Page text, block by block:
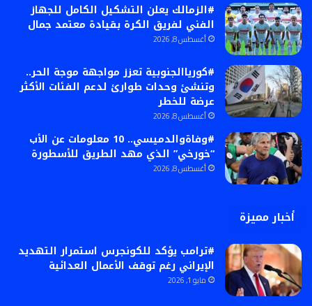
#الزمالك يعلن التشكيل الكامل للجهاز
الفني لفريق الكرة بقيادة معتمد جمال
أغسطس 8, 2026
#كورياالجنوبية تعزز مواجهة موجة الحر..
وتنشئ وحدات طوارئ لدعم الفئات الأكثر
عرضة للخطر
أغسطس 8, 2026
#وفاةوالدميسي.. 10 معلومات عن الأب
“خورخي” الذي مهد الطريق للأسطورة
أغسطس 8, 2026
أخبار مميزة
#ترامب يؤكد للكونجرس استمرار التهديد
الإيراني رغم توقف الأعمال العدائية
مايو 1, 2026